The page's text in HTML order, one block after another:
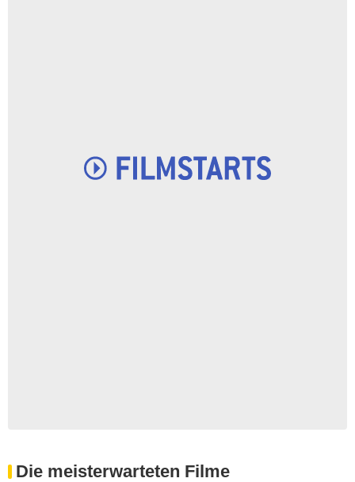
Die meisterwarteten Filme